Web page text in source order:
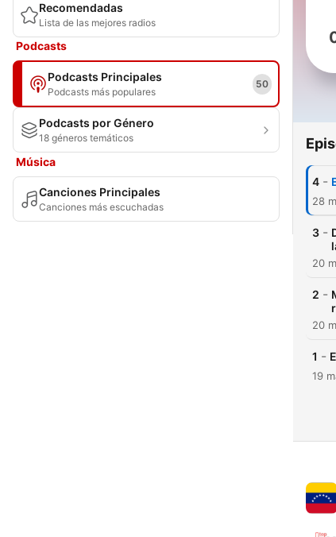
Recomendadas
Lista de las mejores radios
Podcasts
Podcasts Principales
Podcasts más populares
50
Podcasts por Género
18 géneros temáticos
Música
Canciones Principales
Canciones más escuchadas
4 -
28
3 -
20
2 -
20
1 -
19